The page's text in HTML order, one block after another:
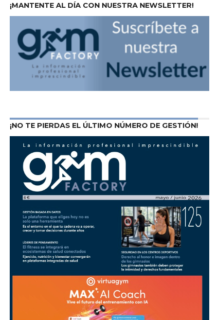
¡MANTENTE AL DÍA CON NUESTRA NEWSLETTER!
¡NO TE PIERDAS EL ÚLTIMO NÚMERO DE GESTIÓN!